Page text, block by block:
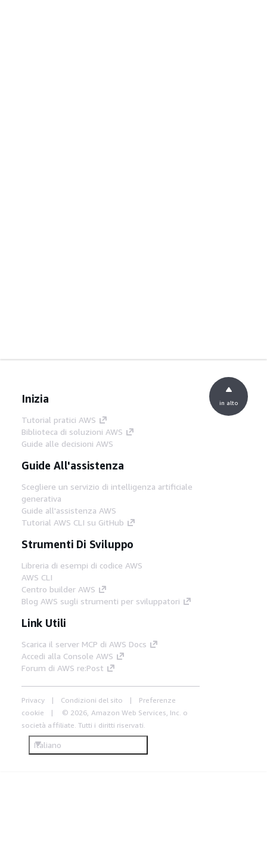
Inizia
Tutorial pratici AWS
Biblioteca di soluzioni AWS
Guide alle decisioni AWS
Guide All'assistenza
Scegliere un servizio di intelligenza artificiale
generativa
Guide all'assistenza AWS
Tutorial AWS CLI su GitHub
Strumenti Di Sviluppo
Libreria di esempi di codice AWS
AWS CLI
Centro builder AWS
Blog AWS sugli strumenti per sviluppatori
Link Utili
Scarica il server MCP di AWS Docs
Accedi alla Console AWS
Forum di AWS re:Post
Privacy Condizioni del sito
Preferenze
cookie
© 2026, Amazon Web Services, Inc. o
società affiliate. Tutti i diritti riservati.
Italiano
in alto